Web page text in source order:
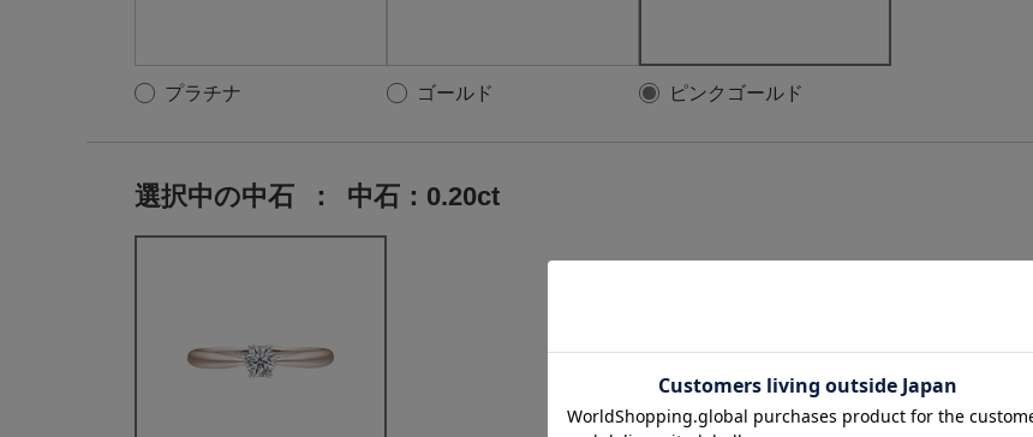
プラチナ ゴールド ピンクゴールド
選択中の中石 ： 中石：0.20ct